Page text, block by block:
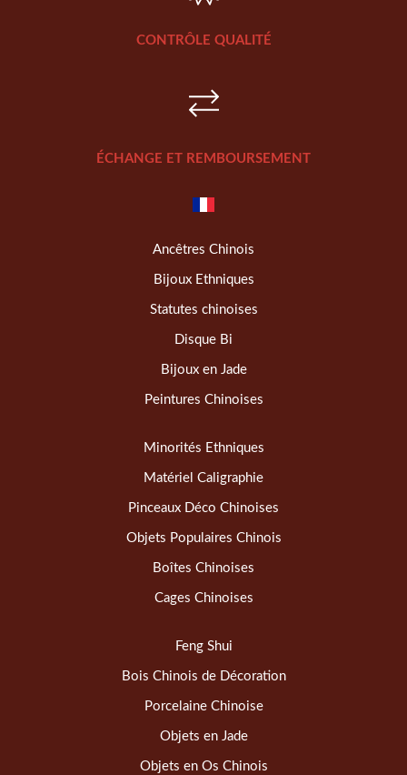
CONTRÔLE QUALITÉ
ÉCHANGE ET REMBOURSEMENT
Ancêtres Chinois
Bijoux Ethniques
Statutes chinoises
Disque Bi
Bijoux en Jade
Peintures Chinoises
Minorités Ethniques
Matériel Caligraphie
Pinceaux Déco Chinoises
Objets Populaires Chinois
Boîtes Chinoises
Cages Chinoises
Feng Shui
Bois Chinois de Décoration
Porcelaine Chinoise
Objets en Jade
Objets en Os Chinois